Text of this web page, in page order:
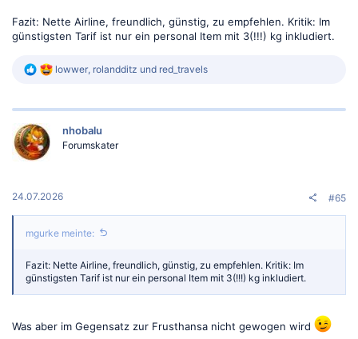
Fazit: Nette Airline, freundlich, günstig, zu empfehlen. Kritik: Im
günstigsten Tarif ist nur ein personal Item mit 3(!!!) kg inkludiert.
R
k
:
lowwer, rolandditz und red_travels
nhobalu
Forumskater
24.07.2026 #65
mgurke meinte:
Fazit: Nette Airline, freundlich, günstig, zu empfehlen. Kritik: Im
günstigsten Tarif ist nur ein personal Item mit 3(!!!) kg inkludiert.
Was aber im Gegensatz zur Frusthansa nicht gewogen wird